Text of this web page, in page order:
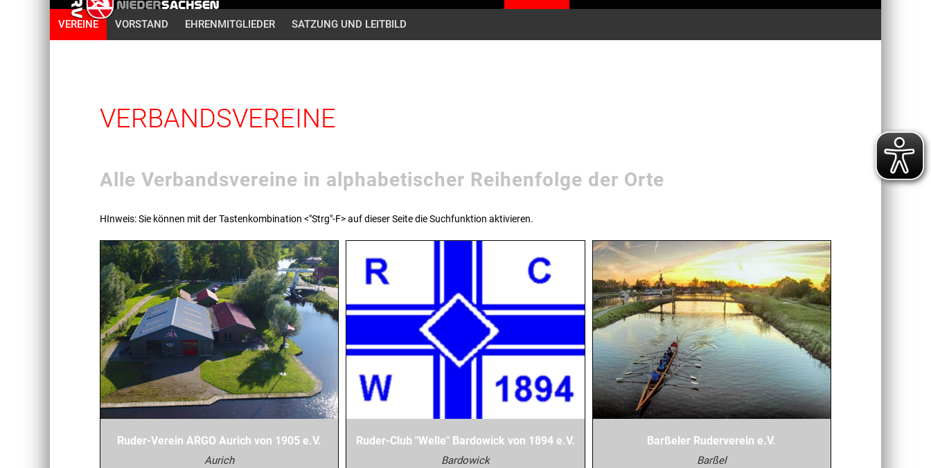
VEREINE VORSTAND EHRENMITGLIEDER SATZUNG UND LEITBILD
VERBANDSVEREINE
Alle Verbandsvereine in alphabetischer Reihenfolge der Orte
HInweis: Sie können mit der Tastenkombination <"Strg"-F> auf dieser Seite die Suchfunktion aktivieren.
Ruder-Verein ARGO Aurich von 1905 e.V.
Aurich
Ruder-Club "Welle" Bardowick von 1894 e.V.
Bardowick
Barßeler Ruderverein e.V.
Barßel